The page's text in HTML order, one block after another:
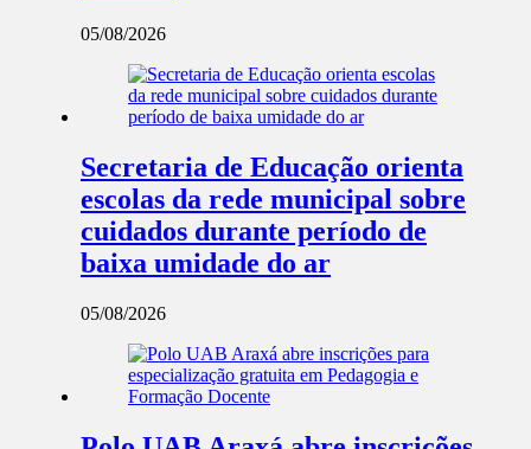
05/08/2026
Secretaria de Educação orienta
escolas da rede municipal sobre
cuidados durante período de
baixa umidade do ar
05/08/2026